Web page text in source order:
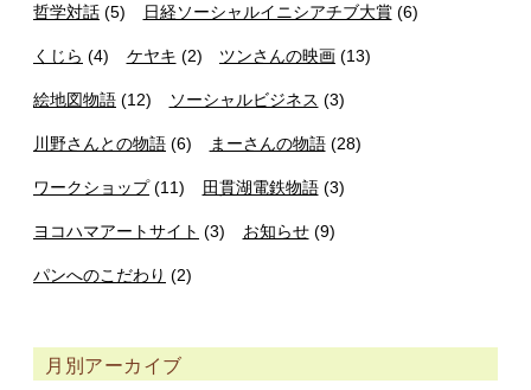
哲学対話 (5) 日経ソーシャルイニシアチブ大賞(6)
くじら (4) ケヤキ (2) ツンさんの映画 (13)
絵地図物語 (12) ソーシャルビジネス (3)
川野さんとの物語 (6) まーさんの物語(28)
ワークショップ(11) 田貫湖電鉄物語(3)
ヨコハマアートサイト (3) お知らせ(9)
パンへのこだわり (2)
月別アーカイブ